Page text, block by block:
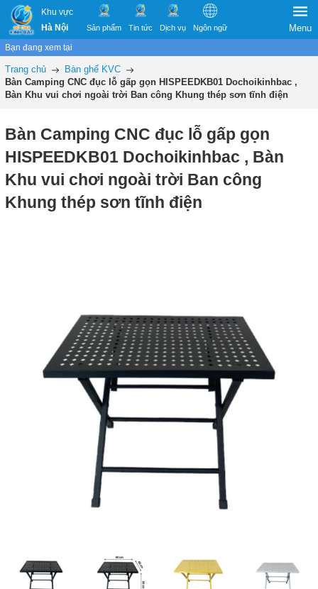
Khu vực
Hà Nội
Sản phẩm Tin tức Dịch vụ Ngôn ngữ Menu
Bạn đang xem tại
Trang chủ
Bàn ghế KVC
Bàn Camping CNC đục lỗ gấp gọn HISPEEDKB01 Dochoikinhbac ,
Bàn Khu vui chơi ngoài trời Ban công Khung thép sơn tĩnh điện
Bàn Camping CNC đục lỗ gấp gọn
HISPEEDKB01 Dochoikinhbac , Bàn
Khu vui chơi ngoài trời Ban công
Khung thép sơn tĩnh điện